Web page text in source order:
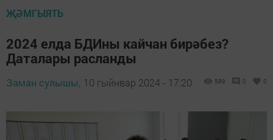
ҖӘМГЫЯТЬ
2024 елда БДИны кайчан бирәбез?
Даталары расланды
Заман сулышы, 10 гыйнвар 2024 - 17:20 589 0 0